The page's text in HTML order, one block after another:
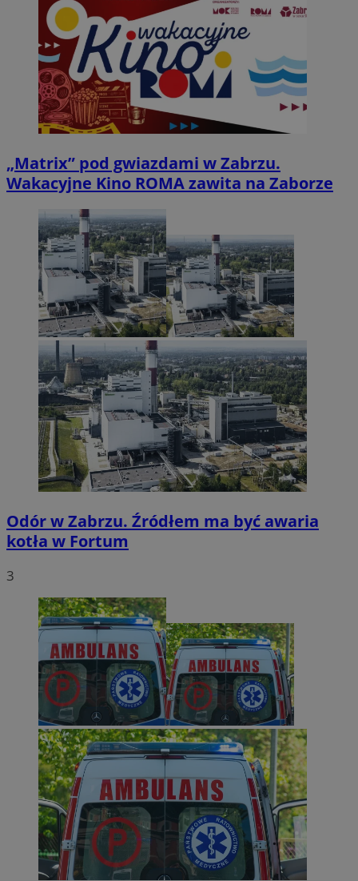
„Matrix” pod gwiazdami w Zabrzu.
Wakacyjne Kino ROMA zawita na Zaborze
Odór w Zabrzu. Źródłem ma być awaria
kotła w Fortum
3